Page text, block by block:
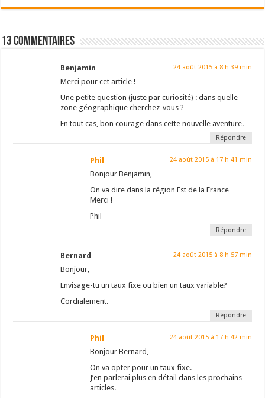
13 Commentaires
Benjamin 24 août 2015 à 8 h 39 min
Merci pour cet article !
Une petite question (juste par curiosité) : dans quelle
zone géographique cherchez-vous ?
En tout cas, bon courage dans cette nouvelle aventure.
Répondre
Phil 24 août 2015 à 17 h 41 min
Bonjour Benjamin,
On va dire dans la région Est de la France
Merci !
Phil
Répondre
Bernard 24 août 2015 à 8 h 57 min
Bonjour,
Envisage-tu un taux fixe ou bien un taux variable?
Cordialement.
Répondre
Phil 24 août 2015 à 17 h 42 min
Bonjour Bernard,
On va opter pour un taux fixe.
J’en parlerai plus en détail dans les prochains
articles.